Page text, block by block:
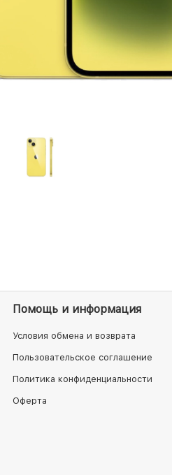
Помощь и информация
Условия обмена и возврата
Пользовательское соглашение
Политика конфиденциальности
Оферта